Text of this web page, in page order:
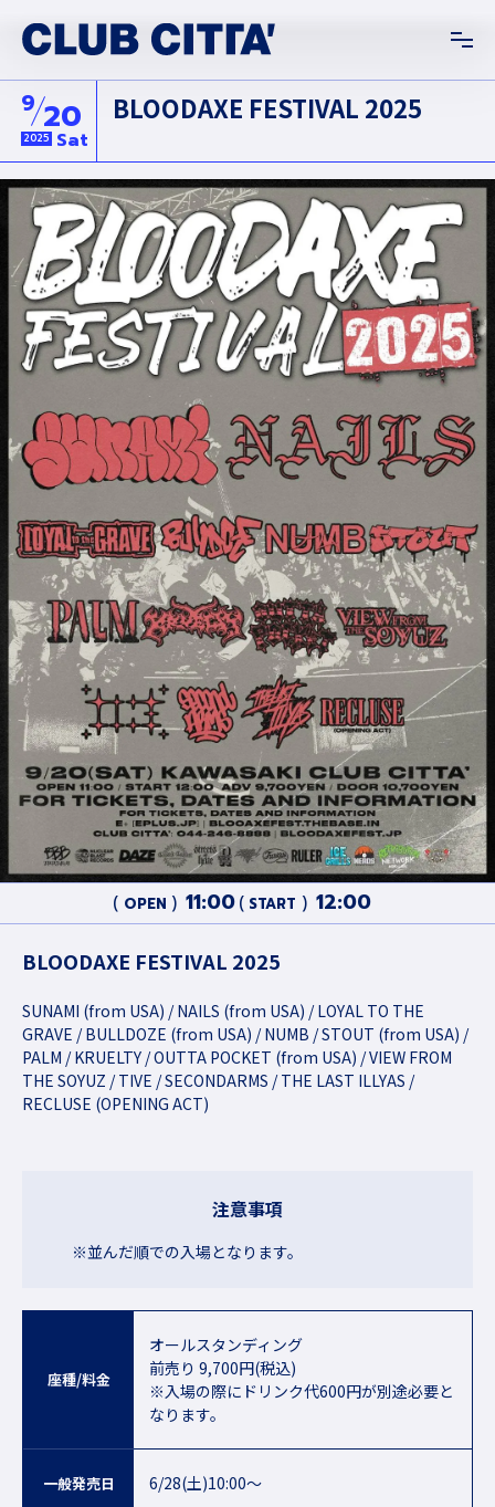
9 20
2025 Sat
BLOODAXE FESTIVAL 2025
OPEN 11:00 START 12:00
BLOODAXE FESTIVAL 2025
SUNAMI (from USA) / NAILS (from USA) / LOYAL TO THE
GRAVE / BULLDOZE (from USA) / NUMB / STOUT (from USA) /
PALM / KRUELTY / OUTTA POCKET (from USA) / VIEW FROM
THE SOYUZ / TIVE / SECONDARMS / THE LAST ILLYAS /
RECLUSE (OPENING ACT)
注意事項
※並んだ順での入場となります。
座種/料金
オールスタンディング
前売り 9,700円(税込)
※入場の際にドリンク代600円が別途必要と
なります。
一般発売日 6/28(土)10:00～